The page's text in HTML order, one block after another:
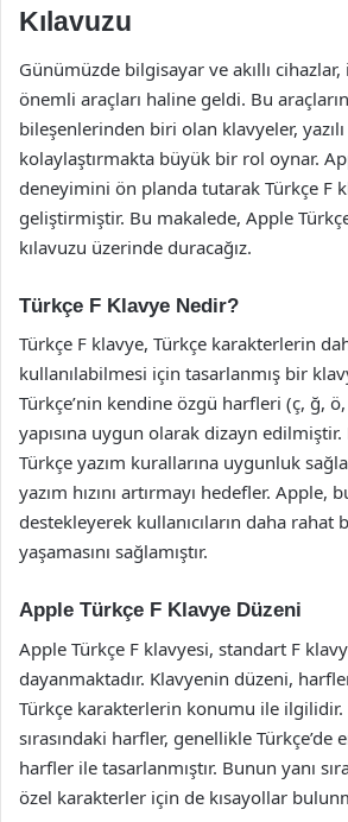
Kılavuzu
Günümüzde bilgisayar ve akıllı
önemli araçları haline geldi. Bu
bileşenlerinden biri olan klavyeler,
kolaylaştırmakta büyük bir rol oynar.
deneyimini ön planda tutarak Türkçe F
geliştirmiştir. Bu makalede, Apple
kılavuzu üzerinde duracağız.
Türkçe F Klavye Nedir?
Türkçe F klavye, Türkçe karakterlerin
kullanılabilmesi için tasarlanmış bir
Türkçe’nin kendine özgü harfleri (ç, ğ, ö,
yapısına uygun olarak dizayn
Türkçe yazım kurallarına uygunluk
yazım hızını artırmayı hedefler. Apple,
destekleyerek kullanıcıların daha rahat
yaşamasını sağlamıştır.
Apple Türkçe F Klavye Düzeni
Apple Türkçe F klavyesi, standart F
dayanmaktadır. Klavyenin düzeni,
Türkçe karakterlerin konumu ile ilgilidir.
sırasındaki harfler, genellikle Türkçe’de
harfler ile tasarlanmıştır. Bunun yanı
özel karakterler için de kısayollar